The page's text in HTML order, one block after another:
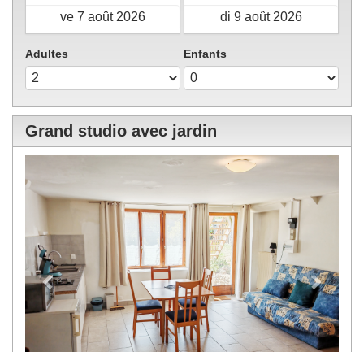
Adultes Enfants
Grand studio avec jardin